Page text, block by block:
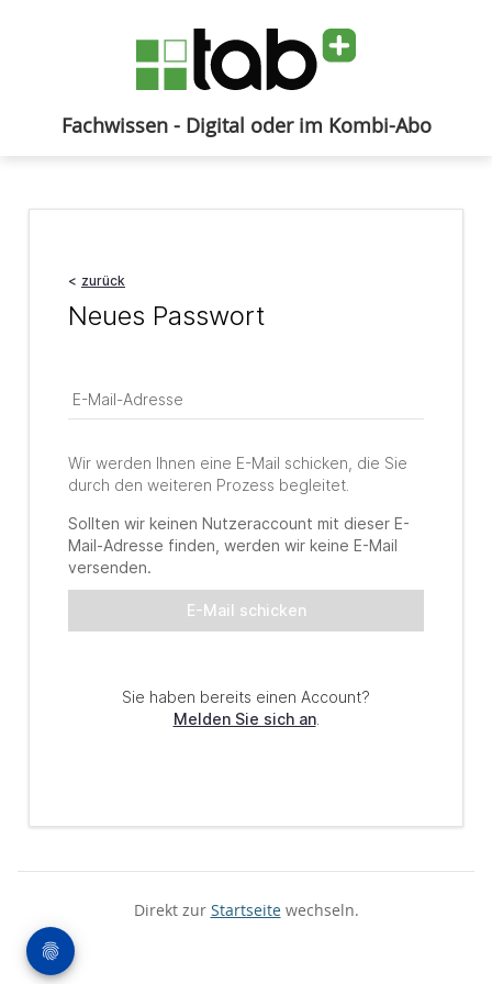
Fachwissen - Digital oder im Kombi-Abo
Direkt zur Startseitewechseln.